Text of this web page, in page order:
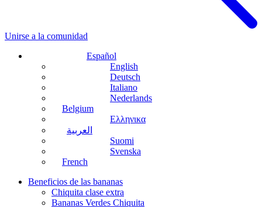
Unirse a la comunidad
Español
English
Deutsch
Italiano
Nederlands
Belgium
Ελληνικα
العربية
Suomi
Svenska
French
Beneficios de las bananas
Chiquita clase extra
Bananas Verdes Chiquita